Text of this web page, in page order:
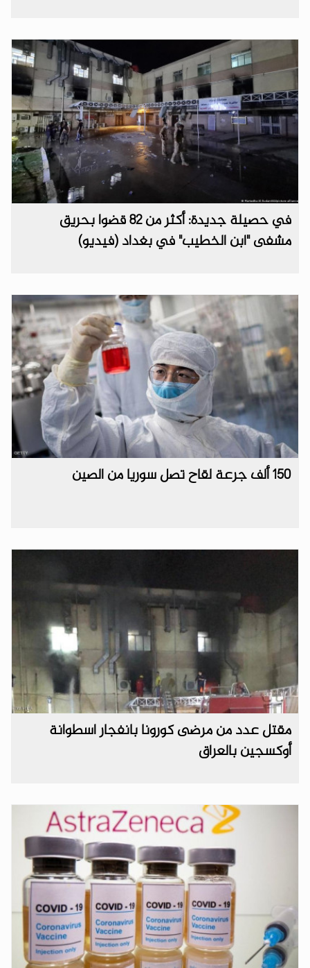
في حصيلة جديدة: أكثر من 82 قضوا بحريق
مشفى "ابن الخطيب" في بغداد (فيديو)
150 ألف جرعة لقاح تصل سوريا من الصين
مقتل عدد من مرضى كورونا بانفجار اسطوانة
أوكسجين بالعراق